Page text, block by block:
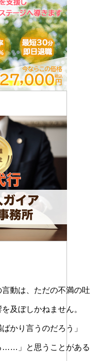
動は、ただの不満の吐
及ぼしかねません。
かり言うのだろう」
……」と思うことがある